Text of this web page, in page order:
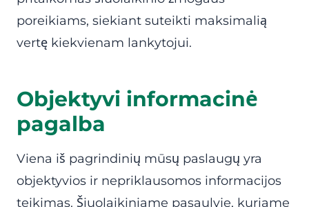
poreikiams, siekiant suteikti maksimalią
vertę kiekvienam lankytojui.
Objektyvi informacinė
pagalba
Viena iš pagrindinių mūsų paslaugų yra
objektyvios ir nepriklausomos informacijos
teikimas. Šiuolaikiniame pasaulyje, kuriame